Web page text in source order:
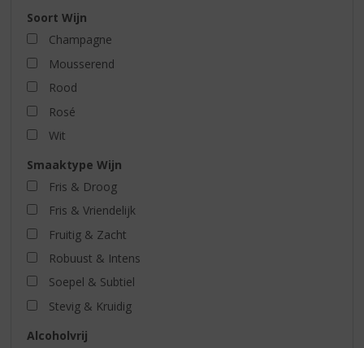
Soort Wijn
Champagne
Mousserend
Rood
Rosé
Wit
Smaaktype Wijn
Fris & Droog
Fris & Vriendelijk
Fruitig & Zacht
Robuust & Intens
Soepel & Subtiel
Stevig & Kruidig
Alcoholvrij